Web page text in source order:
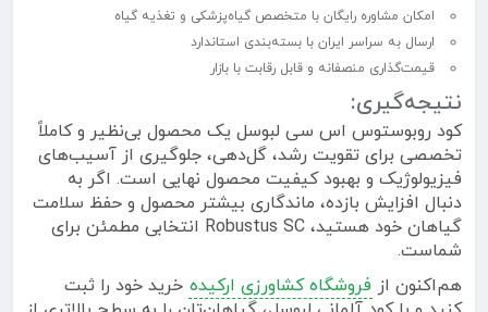
امکان مشاوره رایگان با متخصص گیاه‌پزشکی و تغذیه گیاه
ارسال به سراسر ایران با بسته‌بندی استاندارد
قیمت‌گذاری منصفانه و قابل رقابت با بازار
نتیجه‌گیری:
کود روبوستوس اس سی لبوسل یک محصول بی‌نظیر و کاملاً
تخصصی برای تقویت رشد، گل‌دهی، جلوگیری از آسیب‌های
فیزیولوژیک و بهبود کیفیت محصول نهایی است. اگر به
دنبال افزایش بازده، ماندگاری بیشتر محصول و حفظ سلامت
گیاهان خود هستید، Robustus SC انتخابی مطمئن برای
شماست.
هم‌اکنون از فروشگاه کشاورزی ارکیده خرید خود را ثبت